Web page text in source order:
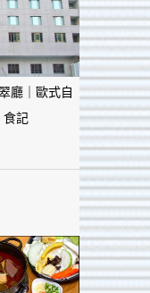
廳｜歐式自
食記